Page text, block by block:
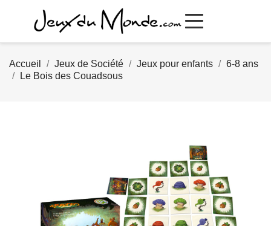
Accueil Jeux de Société Jeux pour enfants
6-8 ans
Le Bois des Couadsous